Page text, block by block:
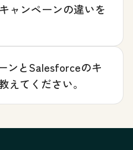
ャンペーンの違いを
ンとSalesforceのキ
えてください。